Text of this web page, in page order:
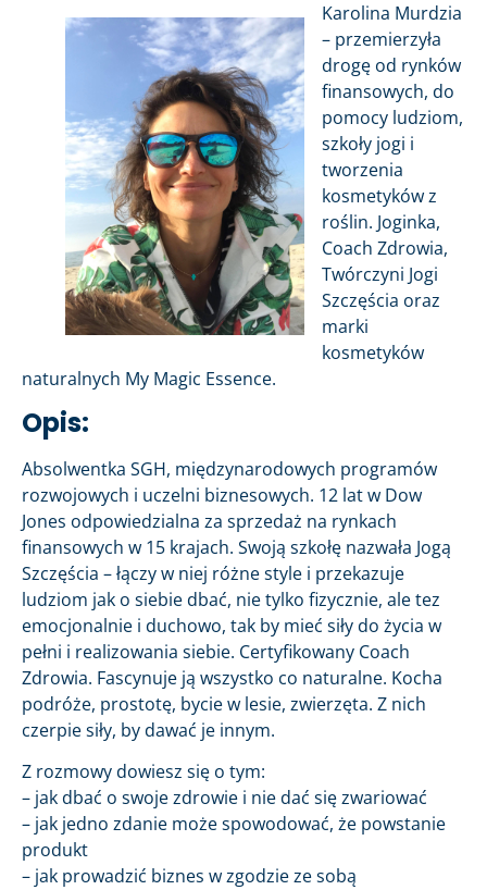
Karolina Murdzia
– przemierzyła
drogę od rynków
finansowych, do
pomocy ludziom,
szkoły jogi i
tworzenia
kosmetyków z
roślin. Joginka,
Coach Zdrowia,
Twórczyni Jogi
Szczęścia oraz
marki
kosmetyków
naturalnych My Magic Essence.
Opis:
Absolwentka SGH, międzynarodowych programów
rozwojowych i uczelni biznesowych. 12 lat w Dow
Jones odpowiedzialna za sprzedaż na rynkach
finansowych w 15 krajach. Swoją szkołę nazwała Jogą
Szczęścia – łączy w niej różne style i przekazuje
ludziom jak o siebie dbać, nie tylko fizycznie, ale tez
emocjonalnie i duchowo, tak by mieć siły do życia w
pełni i realizowania siebie. Certyfikowany Coach
Zdrowia. Fascynuje ją wszystko co naturalne. Kocha
podróże, prostotę, bycie w lesie, zwierzęta. Z nich
czerpie siły, by dawać je innym.
Z rozmowy dowiesz się o tym:
– jak dbać o swoje zdrowie i nie dać się zwariować
– jak jedno zdanie może spowodować, że powstanie
produkt
– jak prowadzić biznes w zgodzie ze sobą